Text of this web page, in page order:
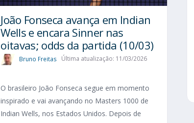
João Fonseca avança em Indian
Wells e encara Sinner nas
oitavas; odds da partida (10/03)
Bruno Freitas Última atualização: 11/03/2026
O brasileiro João Fonseca segue em momento
inspirado e vai avançando no Masters 1000 de
Indian Wells, nos Estados Unidos. Depois de